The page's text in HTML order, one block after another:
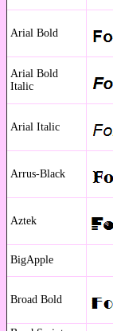
Arial Bold
Arial Bold
Italic
Arial Italic
Arrus-Black
Aztek
BigApple
Broad Bold